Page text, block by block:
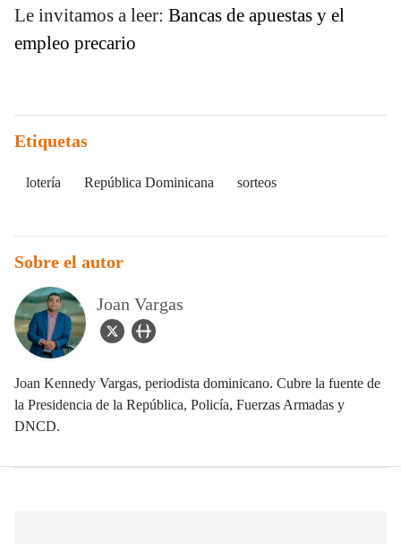
Le invitamos a leer: Bancas de apuestas y el
empleo precario
Etiquetas
lotería República Dominicana sorteos
Sobre el autor
Joan Vargas
twitter Iconuser_url Icon
Joan Kennedy Vargas, periodista dominicano. Cubre la fuente de
la Presidencia de la República, Policía, Fuerzas Armadas y
DNCD.